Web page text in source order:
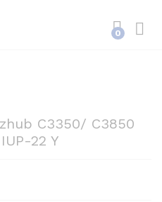
0
C3350/ C3850
22 Y